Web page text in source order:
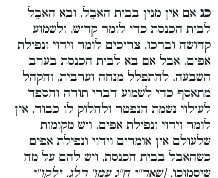
כג אם אין מנין בבית האבֵל, ובא האבֵל
לבית הכנסת כדי לומר קדיש, ולשמוע
קדושה וברכו, צריכים לומר וידוי ונפילת
אפים. אבל אם בא לבית הכנסת בערב
השבעה, להתפלל מנחה וערבית, והקהל
מתאסף כדי לשמוע דברי תורה והספד
לעילוי נשמת הנפטר ולחלוק לו כבוד, אין
לומר וידוי ונפילת אפים. ויש מקומות
שלעולם אין אומרים וידוי ונפילת אפים
כשהאבל בבית הכנסת, ויש להם על מה
שיסמוכו. [שאר''י ח''ג עמו' רלג. ילקו''י